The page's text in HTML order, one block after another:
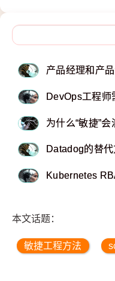
产品经理和产
DevOps工程
为什么“敏捷”
Datadog的替
Kubernetes
本文话题：
敏捷工程方法